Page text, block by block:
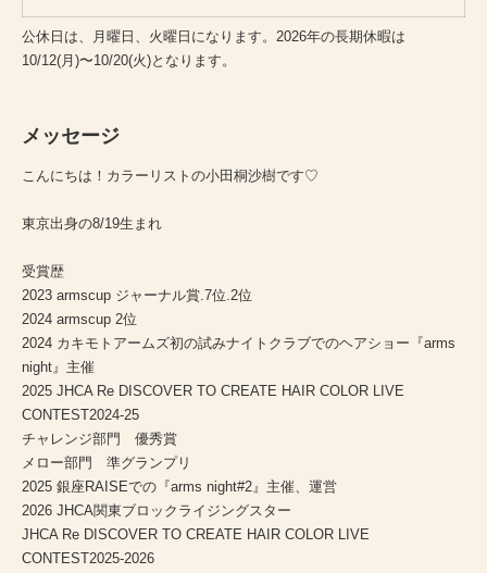
公休日は、月曜日、火曜日になります。2026年の長期休暇は
10/12(月)〜10/20(火)となります。
メッセージ
こんにちは！カラーリストの小田桐沙樹です♡
東京出身の8/19生まれ
受賞歴
2023 armscup ジャーナル賞.7位.2位
2024 armscup 2位
2024 カキモトアームズ初の試みナイトクラブでのヘアショー『arms
night』主催
2025 JHCA Re DISCOVER TO CREATE HAIR COLOR LIVE
CONTEST2024-25
チャレンジ部門 優秀賞
メロー部門 準グランプリ
2025 銀座RAISEでの『arms night#2』主催、運営
2026 JHCA関東ブロックライジングスター
JHCA Re DISCOVER TO CREATE HAIR COLOR LIVE
CONTEST2025-2026